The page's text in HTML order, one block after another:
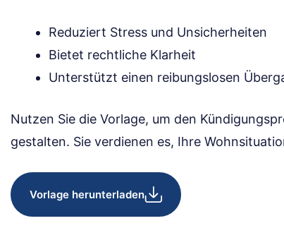
Reduziert Stress und Unsicherheiten
Bietet rechtliche Klarheit
Unterstützt einen reibungslosen
Nutzen Sie die Vorlage, um den
gestalten. Sie verdienen es, Ihre
Vorlage herunterladen